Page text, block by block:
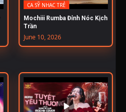
CA SỸ NHẠC TRẺ
Mochiii Rumba Đỉnh Nóc Kịch
Trần
June 10, 2026